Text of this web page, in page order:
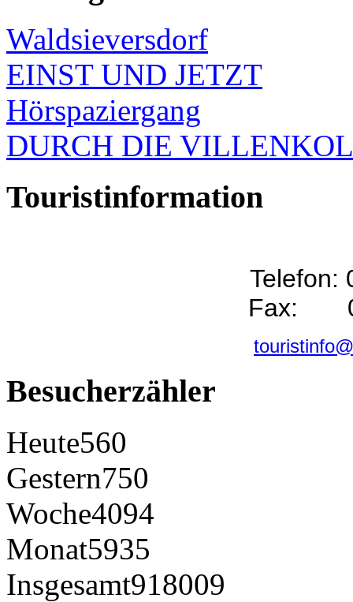
Waldsieversdorf
EINST UND JETZT
Hörspaziergang
DURCH DIE
Touristinformation
Telefon:
Fax:
Besucherzähler
Heute560
Gestern750
Woche4094
Monat5935
Insgesamt918009